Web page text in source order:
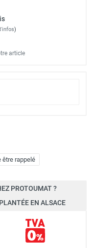
être rappelé
)
article
PROTOUMAT ?
EN ALSACE